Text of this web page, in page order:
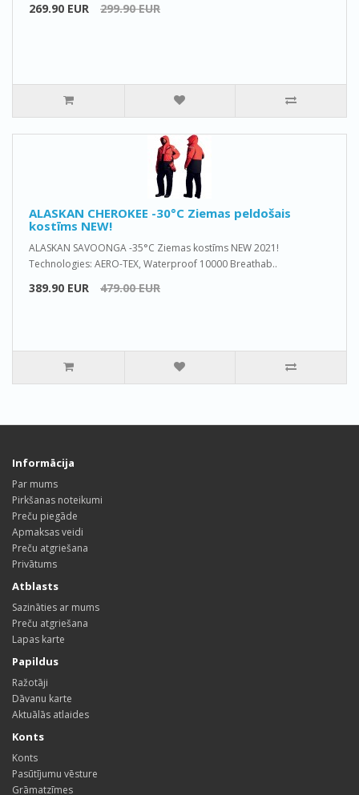
269.90 EUR 299.90 EUR
ALASKAN CHEROKEE -30°C Ziemas peldošais
kostīms NEW!
ALASKAN SAVOONGA -35°C Ziemas kostīms NEW 2021!
Technologies: AERO-TEX, Waterproof 10000 Breathab..
389.90 EUR 479.00 EUR
Informācija
Par mums
Pirkšanas noteikumi
Preču piegāde
Apmaksas veidi
Preču atgriešana
Privātums
Atblasts
Sazināties ar mums
Preču atgriešana
Lapas karte
Papildus
Ražotāji
Dāvanu karte
Aktuālās atlaides
Konts
Konts
Pasūtījumu vēsture
Grāmatzīmes